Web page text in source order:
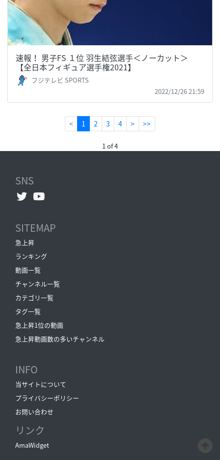
速報！ 男子FS １位 羽生結弦選手＜ノーカット＞
【全日本フィギュア選手権2021】
フジテレビ SPORTS
2022/12/26 21:59
< 1 (current)
2 3 4 > >>
1 of 4
SNS
SITEMAP
急上昇
ランキング
動画一覧
チャンネル一覧
カテゴリ一覧
タグ一覧
急上昇1位の動画
急上昇動画数の多いチャンネル
INFO
当サイトについて
プライバシーポリシー
お問い合わせ
リンク
AmaWidget